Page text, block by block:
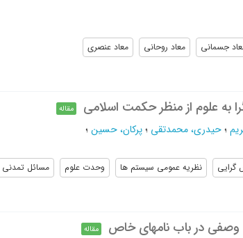
جسمانی معاد روحانی معاد عنصری
به علوم از منظر حکمت اسلامی مقاله
؛حیدری، محمدتقی ؛پرکان، حسین؛
نظریه عمومی سیستم ها وحدت علوم مسائل تمدنی
وصفی در باب نامهای خاص مقاله